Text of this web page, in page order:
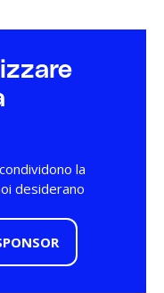
la
desiderano